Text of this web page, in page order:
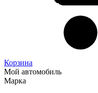
Корзина
Мой автомобиль
Марка